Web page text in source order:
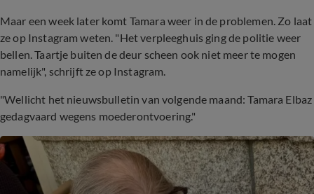
Maar een week later komt Tamara weer in de problemen. Zo laat
ze op Instagram weten. "Het verpleeghuis ging de politie weer
bellen. Taartje buiten de deur scheen ook niet meer te mogen
namelijk", schrijft ze op Instagram.
"Wellicht het nieuwsbulletin van volgende maand: Tamara Elbaz
gedagvaard wegens moederontvoering."